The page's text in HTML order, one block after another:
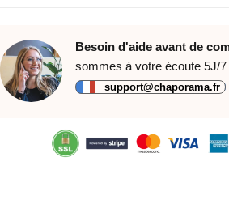
Besoin d'aide avant de
sommes à votre écoute 5J/7
support@chaporama.fr